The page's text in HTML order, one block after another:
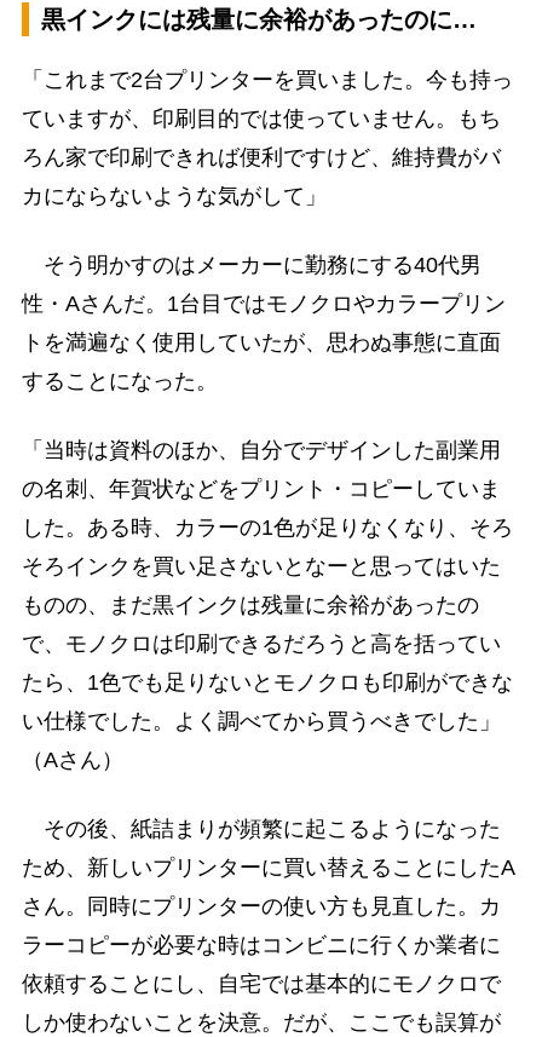
黒インクには残量に余裕があったのに…
「これまで2台プリンターを買いました。今も持っ
ていますが、印刷目的では使っていません。もち
ろん家で印刷できれば便利ですけど、維持費がバ
カにならないような気がして」
そう明かすのはメーカーに勤務にする40代男
性・Aさんだ。1台目ではモノクロやカラープリン
トを満遍なく使用していたが、思わぬ事態に直面
することになった。
「当時は資料のほか、自分でデザインした副業用
の名刺、年賀状などをプリント・コピーしていま
した。ある時、カラーの1色が足りなくなり、そろ
そろインクを買い足さないとなーと思ってはいた
ものの、まだ黒インクは残量に余裕があったの
で、モノクロは印刷できるだろうと高を括ってい
たら、1色でも足りないとモノクロも印刷ができな
い仕様でした。よく調べてから買うべきでした」
（Aさん）
その後、紙詰まりが頻繁に起こるようになった
ため、新しいプリンターに買い替えることにしたA
さん。同時にプリンターの使い方も見直した。カ
ラーコピーが必要な時はコンビニに行くか業者に
依頼することにし、自宅では基本的にモノクロで
しか使わないことを決意。だが、ここでも誤算が